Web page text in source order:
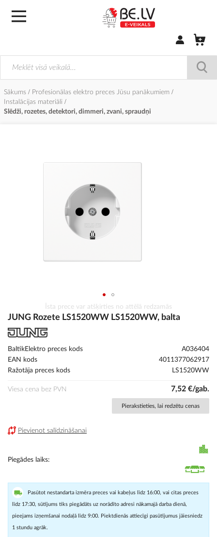
Pierakstīties/
Sākums
Profesionālas elektro preces Jūsu panākumiem
Instalācijas materiāli
Slēdži, rozetes, detektori, dimmeri, zvani, spraudņi
uz
sākumu
Īsta prece var atšķirties no attēlā redzamās
JUNG Rozete LS1520WW LS1520WW, balta
BaltikElektro preces kods
A036404
EAN kods
4011377062917
Ražotāja preces kods
LS1520WW
Viesa cena bez PVN 7,52 €/gab.
Pierakstieties, lai redzētu cenas
Pievienot salīdzināšanai
Piegādes laiks
Pasūtot nestandarta izmēra preces vai kabeļus līdz 16:00, vai citas preces
līdz 17:30, sūtījums tiks piegādāts uz norādīto adresi nākamajā darba dienā,
pieejams izņemšanai nodaļā līdz 9:00. Piektdienās attiecīgi pasūtījumus jāiesniedz
1 stundu agrāk.